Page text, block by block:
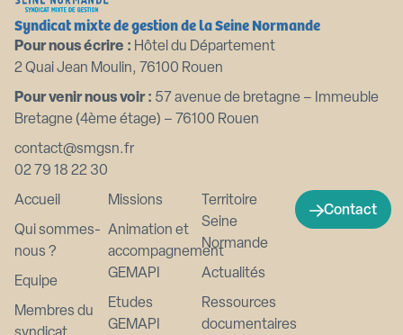
Syndicat mixte de gestion de la Seine Normande
Pour nous écrire : Hôtel du Département
2 Quai Jean Moulin, 76100 Rouen
Pour venir nous voir : 57 avenue de bretagne – Immeuble
Bretagne (4ème étage) – 76100 Rouen
contact@smgsn.fr
02 79 18 22 30
Accueil
Qui sommes-
nous ?
Equipe
Membres du
Missions
Animation et
accompagnement
GEMAPI
Etudes
GEMAPI
Territoire
Seine
Normande
Actualités
Ressources
documentaires
Contact